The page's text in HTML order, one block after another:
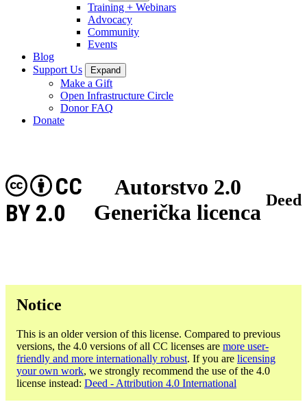
Training + Webinars
Advocacy
Community
Events
Blog
Support Us
Expand
Make a Gift
Open Infrastructure Circle
Donor FAQ
Donate
Autorstvo 2.0
Generička licenca
CC
BY 2.0
Deed
Notice
This is an older version of this license. Compared to previous
versions, the 4.0 versions of all CC licenses are more user-
friendly and more internationally robust. If you are licensing
your own work, we strongly recommend the use of the 4.0
license instead: Deed - Attribution 4.0 International